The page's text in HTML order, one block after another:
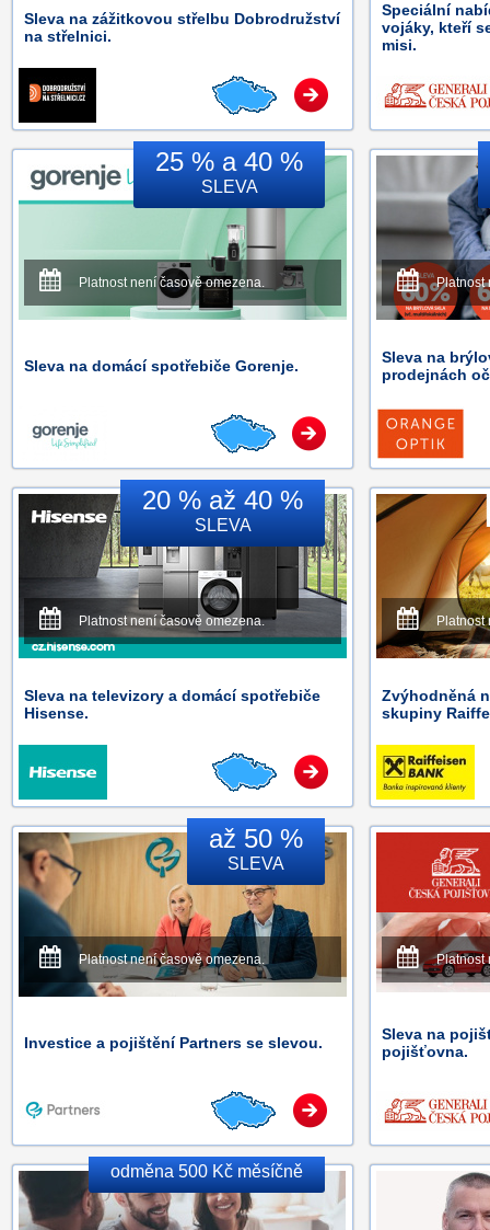
Sleva na zážitkovou střelbu Dobrodružství
na střelnici.
Speciální
vojáky, kteří
misi.
25 % a 40 %
SLEVA
Platnost není časově omezena.
Sleva na domácí spotřebiče Gorenje.
Platnost
Sleva na
prodejnách
20 % až 40 %
SLEVA
Platnost není časově omezena.
Sleva na televizory a domácí spotřebiče
Hisense.
Platnost
Zvýhodněná
skupiny
až 50 %
SLEVA
Platnost není časově omezena.
Investice a pojištění Partners se slevou.
Platnost
Sleva na
pojišťovna.
odměna 500 Kč měsíčně